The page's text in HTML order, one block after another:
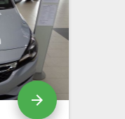
arrow_forward